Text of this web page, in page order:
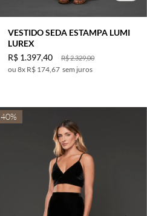
VESTIDO SEDA ESTAMPA LUMI
LUREX
R$2.329,00
R$ 1.397,40
8x R$ 174,67 sem juros
40%